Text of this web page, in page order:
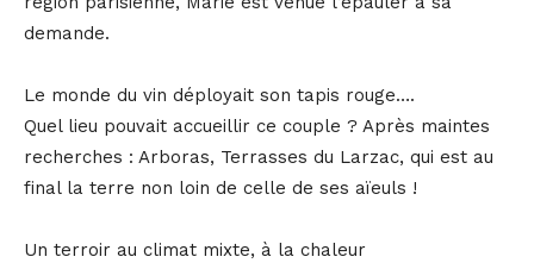
demande.
Le monde du vin déployait son tapis rouge….
Quel lieu pouvait accueillir ce couple ? Après maintes
recherches : Arboras, Terrasses du Larzac, qui est au
final la terre non loin de celle de ses aïeuls !
Un terroir au climat mixte, à la chaleur